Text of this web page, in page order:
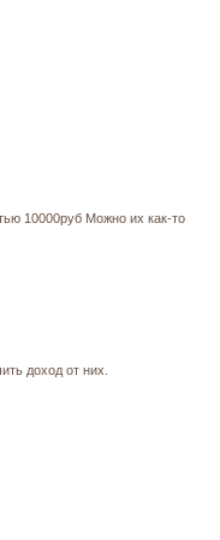
10000руб Можно их как-то
доход от них.